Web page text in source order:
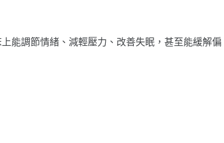
能調節情緒、減輕壓力、改善失眠，甚至能緩解偏